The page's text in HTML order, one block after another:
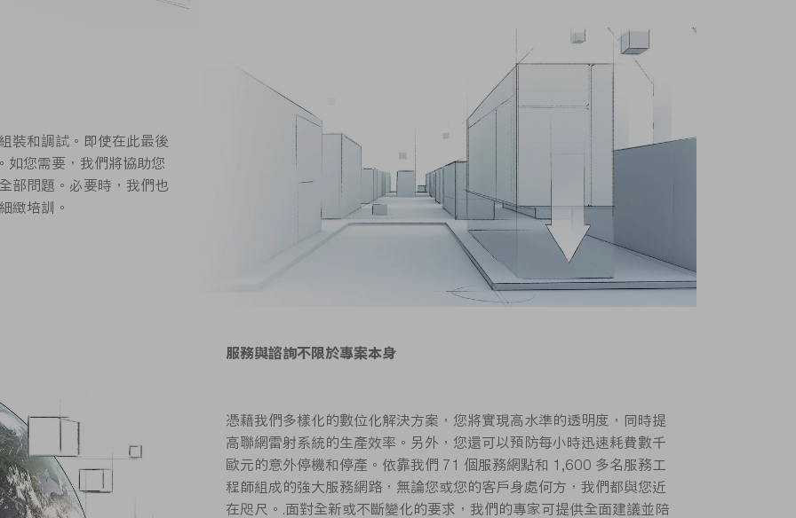
裝和調試。即使在此最後
如您需要，我們將協助您
部問題。必要時，我們也
緻培訓。
服務與諮詢不限於專案本身
憑藉我們多樣化的數位化解決方案，您將實現高水準的透明度，同時提
高聯網雷射系統的生產效率。另外，您還可以預防每小時迅速耗費數千
歐元的意外停機和停產。依靠我們 71 個服務網點和 1,600 多名服務工
程師組成的強大服務網路，無論您或您的客戶身處何方，我們都與您近
在咫尺。.面對全新或不斷變化的要求，我們的專家可提供全面建議並陪